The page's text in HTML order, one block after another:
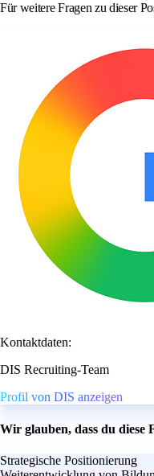
Für weitere Fragen zu dieser
Kontaktdaten:
DIS Recruiting-Team
Profil von DIS anzeigen
Wir glauben, dass du
Strategische Positionierung